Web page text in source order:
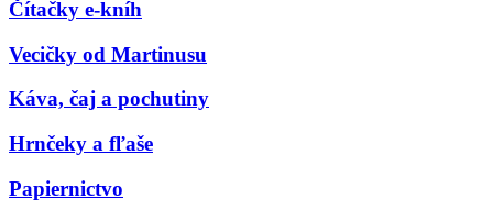
Čítačky e-kníh
Vecičky od Martinusu
Káva, čaj a pochutiny
Hrnčeky a fľaše
Papiernictvo